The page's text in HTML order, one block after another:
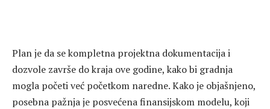
Plan je da se kompletna projektna dokumentacija i
dozvole završe do kraja ove godine, kako bi gradnja
mogla početi već početkom naredne. Kako je objašnjeno,
posebna pažnja je posvećena finansijskom modelu, koji